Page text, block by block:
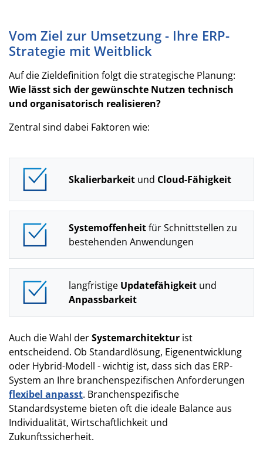
Vom Ziel zur Umsetzung - Ihre ERP-
Strategie mit Weitblick
Auf die Zieldefinition folgt die strategische Planung:
Wie lässt sich der gewünschte Nutzen technisch
und organisatorisch realisieren?
Zentral sind dabei Faktoren wie:
Skalierbarkeit und Cloud-Fähigkeit
Systemoffenheitfür Schnittstellen zu
bestehenden Anwendungen
langfristige Updatefähigkeit und
Anpassbarkeit
Auch die Wahl derSystemarchitektur ist
entscheidend. Ob Standardlösung, Eigenentwicklung
oder Hybrid-Modell - wichtig ist, dass sich das ERP-
System an Ihre branchenspezifischen Anforderungen
flexibel anpasst. Branchenspezifische
Standardsysteme bieten oft die ideale Balance aus
Individualität, Wirtschaftlichkeit und
Zukunftssicherheit.